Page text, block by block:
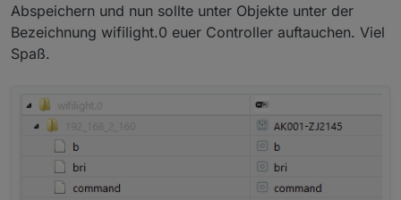
Abspeichern und nun sollte unter Objekte unter der
Bezeichnung wifilight.0 euer Controller auftauchen. Viel
Spaß.